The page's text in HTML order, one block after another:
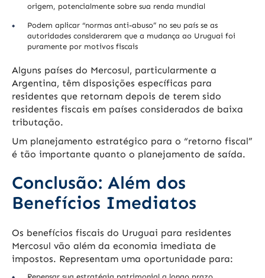
origem, potencialmente sobre sua renda mundial
Podem aplicar “normas anti-abuso” no seu país se as
autoridades considerarem que a mudança ao Uruguai foi
puramente por motivos fiscais
Alguns países do Mercosul, particularmente a
Argentina, têm disposições específicas para
residentes que retornam depois de terem sido
residentes fiscais em países considerados de baixa
tributação.
Um planejamento estratégico para o “retorno fiscal”
é tão importante quanto o planejamento de saída.
Conclusão: Além dos
Benefícios Imediatos
Os benefícios fiscais do Uruguai para residentes
Mercosul vão além da economia imediata de
impostos. Representam uma oportunidade para: